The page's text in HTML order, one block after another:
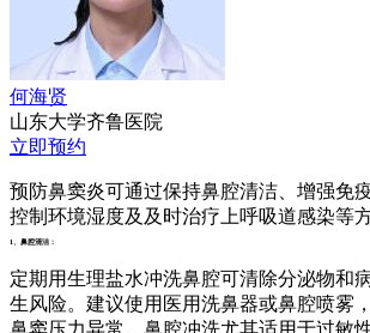
何海贤
山东大学齐鲁医院
立即预约
预防鼻窦炎可通过保持鼻腔清洁、增强免
控制环境湿度及及时治疗上呼吸道感染等方
1、鼻腔清洁：
定期用生理盐水冲洗鼻腔可清除分泌物和
生风险。建议使用医用洗鼻器或鼻腔喷雾
鼻窦压力异常。鼻腔冲洗尤其适用于过敏